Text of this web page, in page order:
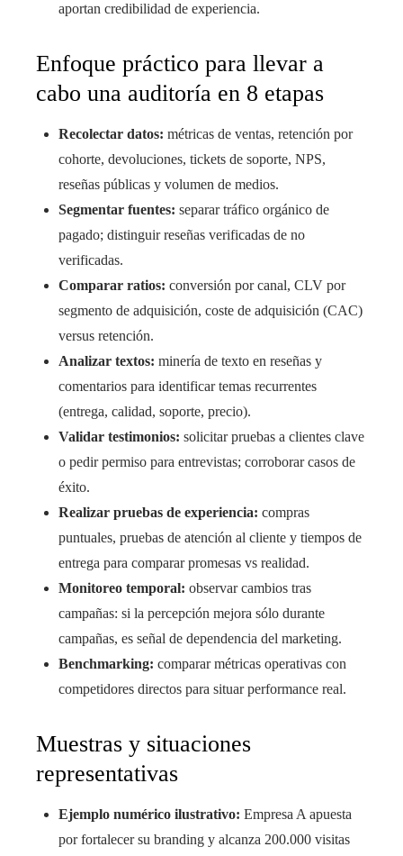
aportan credibilidad de experiencia.
Enfoque práctico para llevar a
cabo una auditoría en 8 etapas
Recolectar datos: métricas de ventas, retención por
cohorte, devoluciones, tickets de soporte, NPS,
reseñas públicas y volumen de medios.
Segmentar fuentes: separar tráfico orgánico de
pagado; distinguir reseñas verificadas de no
verificadas.
Comparar ratios: conversión por canal, CLV por
segmento de adquisición, coste de adquisición (CAC)
versus retención.
Analizar textos: minería de texto en reseñas y
comentarios para identificar temas recurrentes
(entrega, calidad, soporte, precio).
Validar testimonios: solicitar pruebas a clientes clave
o pedir permiso para entrevistas; corroborar casos de
éxito.
Realizar pruebas de experiencia: compras
puntuales, pruebas de atención al cliente y tiempos de
entrega para comparar promesas vs realidad.
Monitoreo temporal: observar cambios tras
campañas: si la percepción mejora sólo durante
campañas, es señal de dependencia del marketing.
Benchmarking: comparar métricas operativas con
competidores directos para situar performance real.
Muestras y situaciones
representativas
Ejemplo numérico ilustrativo: Empresa A apuesta
por fortalecer su branding y alcanza 200.000 visitas